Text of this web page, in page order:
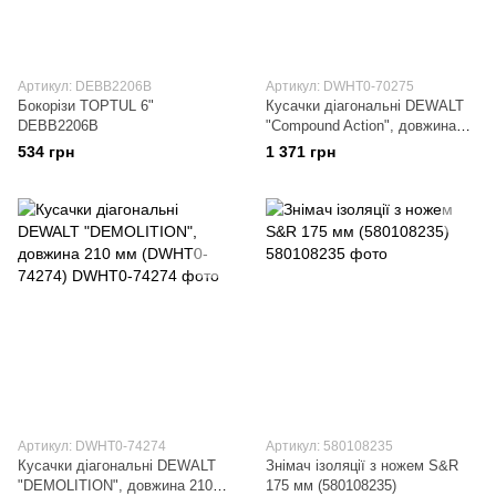
Артикул: DEBB2206B
Бокорізи TOPTUL 6"
DEBB2206B
534 грн
Артикул: DWHT0-70275
Кусачки діагональні DEWALT
"Compound Action", довжина
190 мм (DWHT0-70275)
1 371 грн
Артикул: DWHT0-74274
Кусачки діагональні DEWALT
"DEMOLITION", довжина 210
Артикул: 580108235
Знімач ізоляції з ножем S&R
175 мм (580108235)